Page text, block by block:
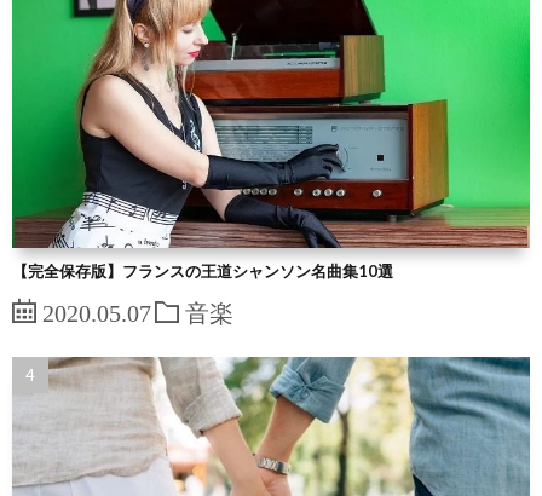
【完全保存版】フランスの王道シャンソン名曲集10選
2020.05.07 音楽